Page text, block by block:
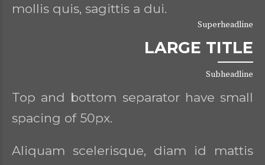
mollis quis, sagittis a dui.
Superheadline
LARGE TITLE
Subheadline
Top and bottom separator have small
spacing of 50px.
Aliquam scelerisque, diam id mattis